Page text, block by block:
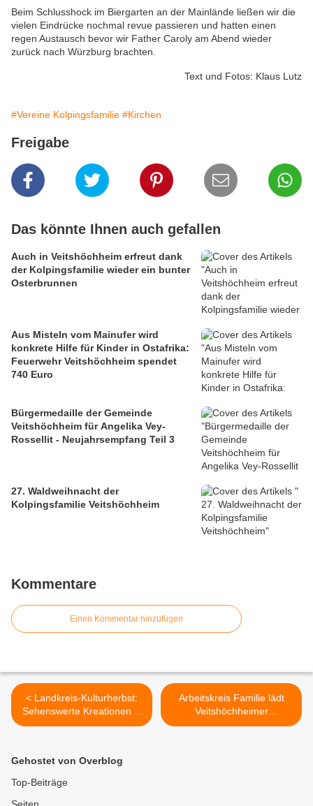
Beim Schlusshock im Biergarten an der Mainlände ließen wir die
vielen Eindrücke nochmal revue passieren und hatten einen
regen Austausch bevor wir Father Caroly am Abend wieder
zurück nach Würzburg brachten.
Text und Fotos: Klaus Lutz
#Vereine Kolpingsfamilie #Kirchen
Freigabe
Das könnte Ihnen auch gefallen
Auch in Veitshöchheim erfreut dank
der Kolpingsfamilie wieder ein bunter
Osterbrunnen
Aus Misteln vom Mainufer wird
konkrete Hilfe für Kinder in Ostafrika:
Feuerwehr Veitshöchheim spendet
740 Euro
Bürgermedaille der Gemeinde
Veitshöchheim für Angelika Vey-
Rossellit - Neujahrsempfang Teil 3
27. Waldweihnacht der
Kolpingsfamilie Veitshöchheim
Kommentare
Einen Kommentar hinzufügen
< Landkreis-Kulturherbst:
Sehenswerte Kreationen in
Ursula Petersens Galerie
Arbeitskreis Familie lädt
Veitshöchheimer
Tauffamilien am 14.10.2023
Gehostet von Overblog
Top-Beiträge